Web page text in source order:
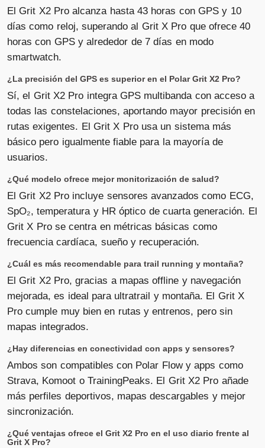
El Grit X2 Pro alcanza hasta 43 horas con GPS y 10
días como reloj, superando al Grit X Pro que ofrece 40
horas con GPS y alrededor de 7 días en modo
smartwatch.
¿La precisión del GPS es superior en el Polar Grit X2 Pro?
Sí, el Grit X2 Pro integra GPS multibanda con acceso a
todas las constelaciones, aportando mayor precisión en
rutas exigentes. El Grit X Pro usa un sistema más
básico pero igualmente fiable para la mayoría de
usuarios.
¿Qué modelo ofrece mejor monitorización de salud?
El Grit X2 Pro incluye sensores avanzados como ECG,
SpO₂, temperatura y HR óptico de cuarta generación. El
Grit X Pro se centra en métricas básicas como
frecuencia cardíaca, sueño y recuperación.
¿Cuál es más recomendable para trail running y montaña?
El Grit X2 Pro, gracias a mapas offline y navegación
mejorada, es ideal para ultratrail y montaña. El Grit X
Pro cumple muy bien en rutas y entrenos, pero sin
mapas integrados.
¿Hay diferencias en conectividad con apps y sensores?
Ambos son compatibles con Polar Flow y apps como
Strava, Komoot o TrainingPeaks. El Grit X2 Pro añade
más perfiles deportivos, mapas descargables y mejor
sincronización.
¿Qué ventajas ofrece el Grit X2 Pro en el uso diario frente al
Grit X Pro?